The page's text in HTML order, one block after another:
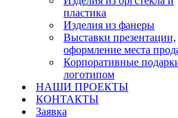
пластика
Изделия из фанеры
Выставки презентации,
оформление места
Корпоративные
логотипом
НАШИ ПРОЕКТЫ
КОНТАКТЫ
Заявка